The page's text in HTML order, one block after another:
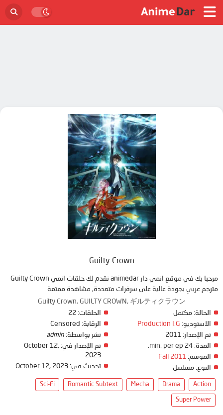
Guilty Crown
مرحبا بك في موقع انمي دار animedar نقدم لك حلقات انمي Guilty Crown
مترجم عربي بجودة عالية على سرفرات متعددة, مشاهدة ممتعة
Guilty Crown, GUILTY CROWN, ギルティクラウン
الحالة: مكتمل
الاستوديو: Production I.G
تم الإصدار:
المدة:
الموسم: Fall 2011
النوع: مسلسل
الحلقات: 22
الرقابة:
نشر بواسطة: admin
تم الإصدار في: October 12,
2023
تحديث في: October 12, 2023
Action
Drama
Mecha
Romantic Subtext
Sci-Fi
Super Power